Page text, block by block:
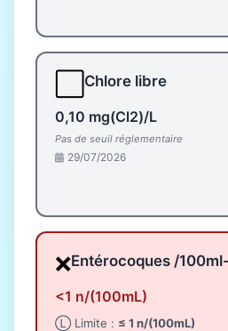
Chlore libre
0,10 mg(Cl2)/L
Pas de seuil réglementaire
29/07/2026
❌Entérocoques /
<1 n/(100mL)
Ⓛ Limite : ≤ 1 n/(100mL)